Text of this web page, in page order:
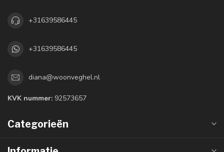
+31639586445
+31639586445
diana@woonveghel.nl
KVK nummer: 92573657
Categorieën